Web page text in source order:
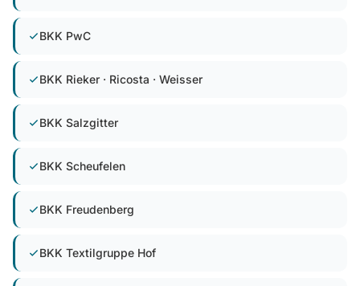
BKK PwC
BKK Rieker · Ricosta · Weisser
BKK Salzgitter
BKK Scheufelen
BKK Freudenberg
BKK Textilgruppe Hof